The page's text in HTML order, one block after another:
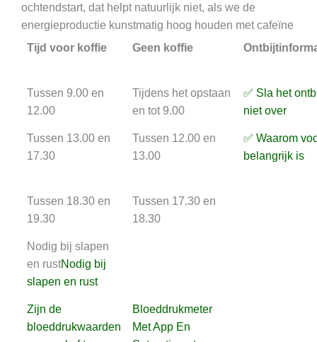
ochtendstart, dat helpt natuurlijk niet, als we de
energieproductie kunstmatig hoog houden met cafeïne
Tijd voor koffie
Geen koffie
Tussen 9.00 en
12.00
Tijdens het opstaan
en tot 9.00
✅ Sla het
niet over
Tussen 13.00 en
17.30
Tussen 12.00 en
13.00
✅ Waarom
belangrijk is
Tussen 18.30 en
19.30
Tussen 17.30 en
18.30
Nodig bij slapen
en rustNodig bij
slapen en rust
Zijn de
bloeddrukwaarden
Bloeddrukmeter
Met App En